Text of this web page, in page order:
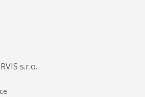
s.r.o.